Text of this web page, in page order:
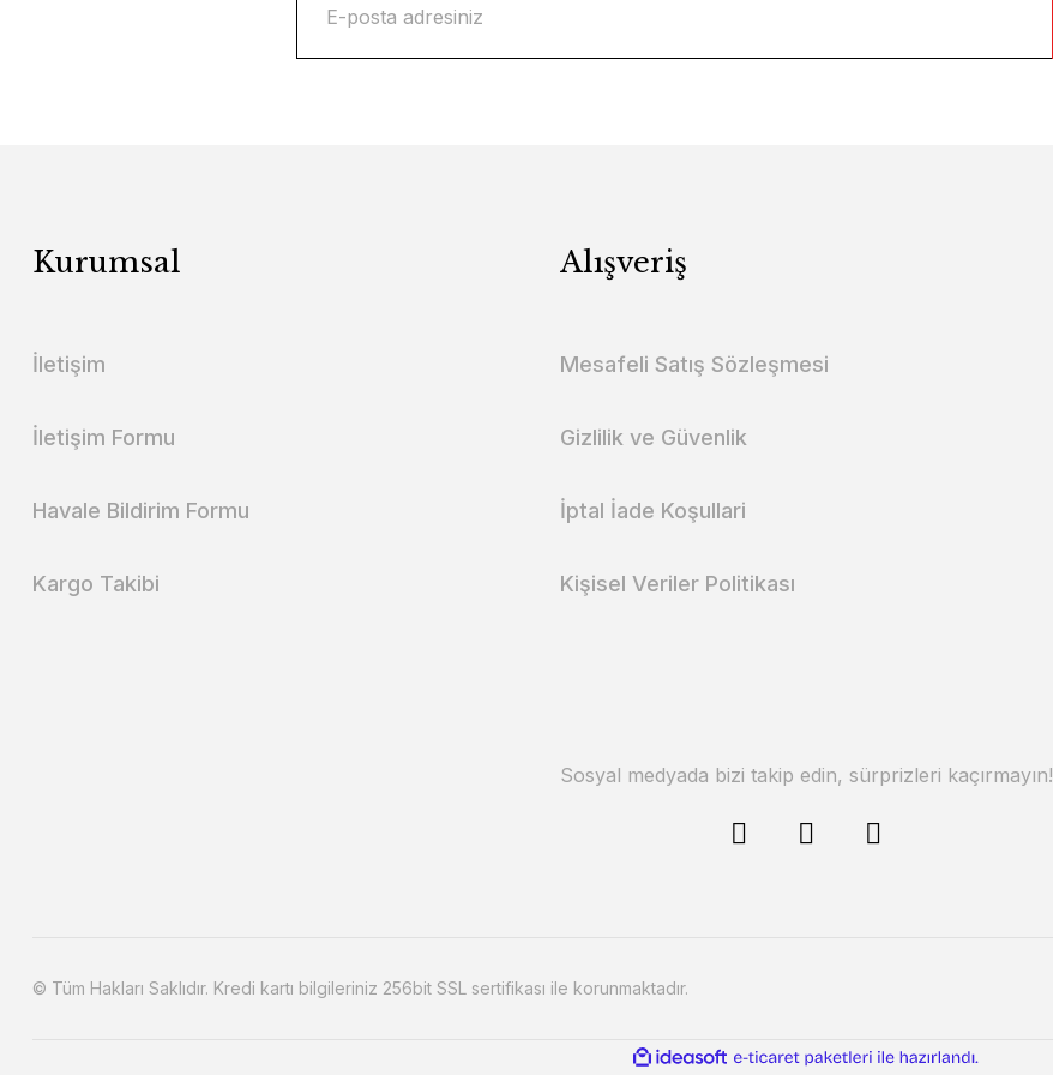
Kurumsal
İletişim
İletişim Formu
Havale Bildirim Formu
Kargo Takibi
Alışveriş
Mesafeli Satış Sözleşmesi
Gizlilik ve Güvenlik
İptal İade Koşullari
Kişisel Veriler Politikası
Sosyal medyada bizi takip edin, sürprizleri kaçırmayın!
© Tüm Hakları Saklıdır. Kredi kartı bilgileriniz 256bit SSL sertifikası ile korunmaktadır.
ideasoft
e-